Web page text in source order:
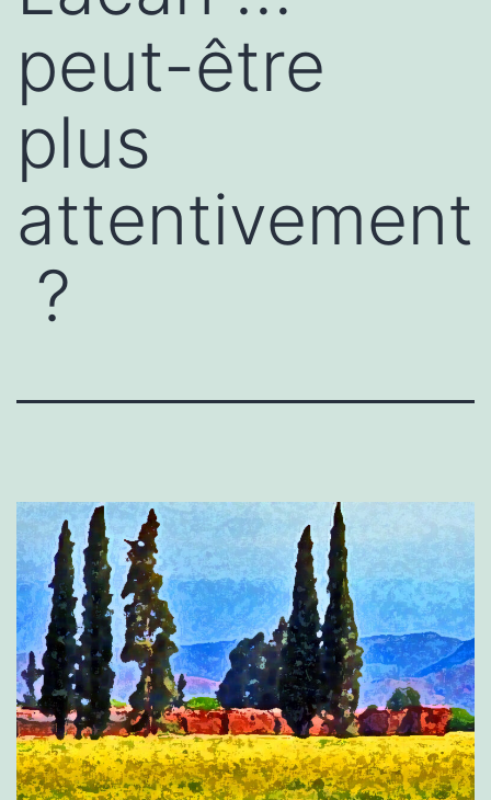
peut-être
plus
attentivement
?